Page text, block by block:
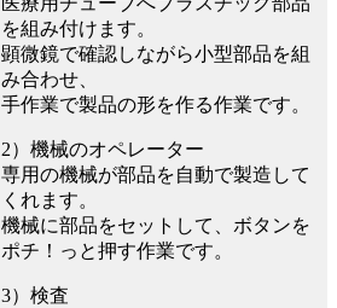
を組み付けます。
顕微鏡で確認しながら小型部品を組
み合わせ、
手作業で製品の形を作る作業です。
2）機械のオペレーター
専用の機械が部品を自動で製造して
くれます。
機械に部品をセットして、ボタンを
ポチ！っと押す作業です。
3）検査